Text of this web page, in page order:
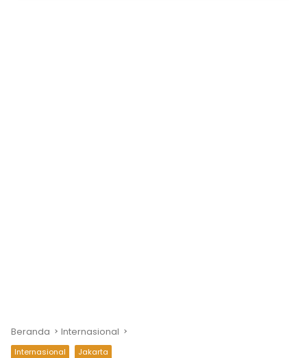
Beranda Internasional
Internasional Jakarta